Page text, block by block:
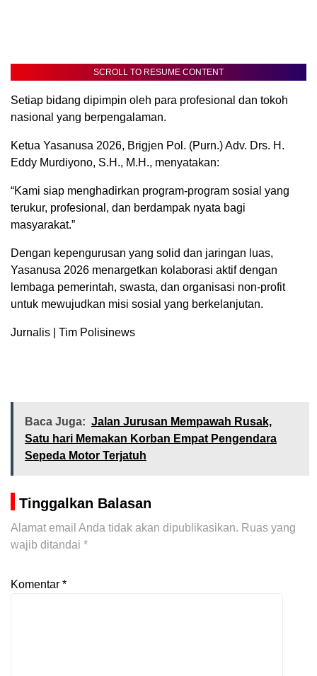
SCROLL TO RESUME CONTENT
Setiap bidang dipimpin oleh para profesional dan tokoh
nasional yang berpengalaman.
Ketua Yasanusa 2026, Brigjen Pol. (Purn.) Adv. Drs. H.
Eddy Murdiyono, S.H., M.H., menyatakan:
“Kami siap menghadirkan program-program sosial yang
terukur, profesional, dan berdampak nyata bagi
masyarakat.”
Dengan kepengurusan yang solid dan jaringan luas,
Yasanusa 2026 menargetkan kolaborasi aktif dengan
lembaga pemerintah, swasta, dan organisasi non-profit
untuk mewujudkan misi sosial yang berkelanjutan.
Jurnalis | Tim Polisinews
Baca Juga: Jalan Jurusan Mempawah Rusak,
Satu hari Memakan Korban Empat Pengendara
Sepeda Motor Terjatuh
Tinggalkan Balasan
Alamat email Anda tidak akan dipublikasikan. Ruas yang
wajib ditandai *
Komentar *